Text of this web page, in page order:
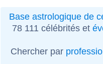
Base astrologique de
78 111 célébrités et
Chercher par